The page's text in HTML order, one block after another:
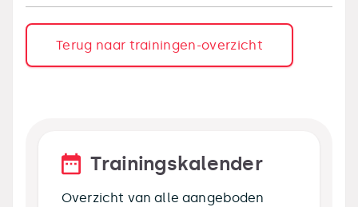
Terug naar trainingen-overzicht
Trainingskalender
Overzicht van alle aangeboden